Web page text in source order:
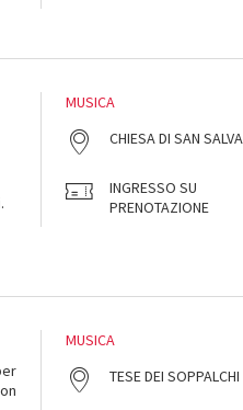
MUSICA
CHIESA DI SAN
INGRESSO SU
PRENOTAZIONE
MUSICA
TESE DEI SOPPALCHI